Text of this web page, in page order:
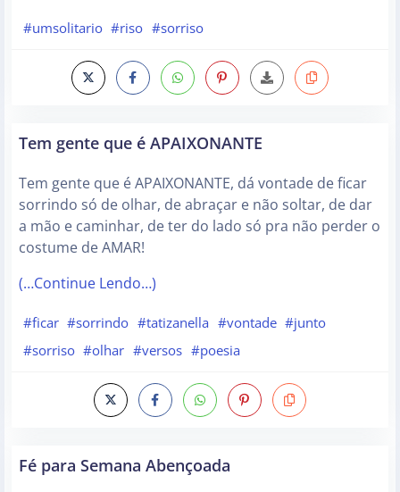
#umsolitario #riso #sorriso
Tem gente que é APAIXONANTE
Tem gente que é APAIXONANTE, dá vontade de ficar
sorrindo só de olhar, de abraçar e não soltar, de dar
a mão e caminhar, de ter do lado só pra não perder o
costume de AMAR!
(…Continue Lendo…)
#ficar #sorrindo #tatizanella #vontade #junto
#sorriso #olhar #versos #poesia
Fé para Semana Abençoada